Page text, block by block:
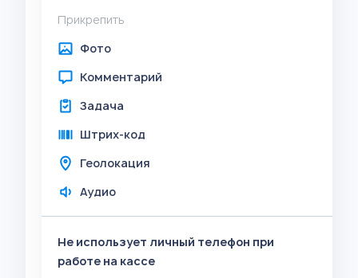
Прикрепить
Фото
Комментарий
Задача
Штрих-код
Геолокация
Аудио
Не использует личный телефон при
работе на кассе